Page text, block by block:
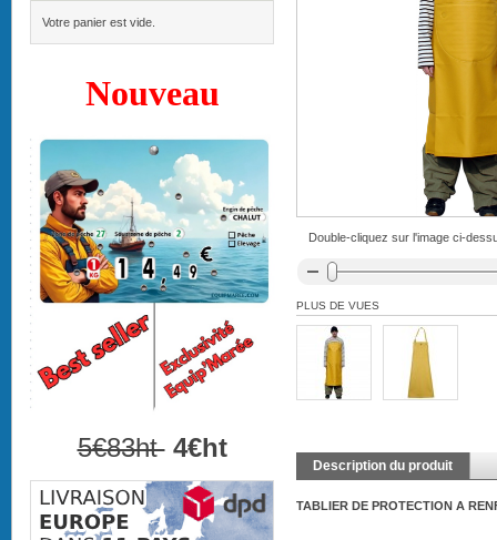
Double-cliquez sur l'image ci-
PLUS DE VUES
Description du produit
TABLIER DE PROTECTION A
Votre panier est vide.
Nouveau
5€83ht4€ht